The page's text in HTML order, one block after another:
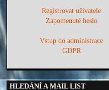
Registrovat uživatele
Zapomenuté heslo
Vstup do administrace
GDPR
HLEDÁNÍ A MAIL LIST